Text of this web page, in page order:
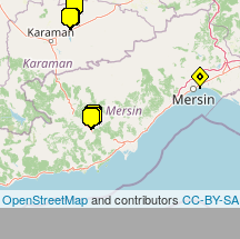
OpenStreetMapand contributors CC-BY-SA